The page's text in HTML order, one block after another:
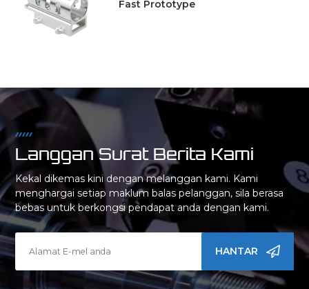
Fast Prototype
Langgan Surat Berita Kami
Kekal dikemas kini dengan melanggan kami. Kami
menghargai setiap maklum balas pelanggan, sila berasa
bebas untuk berkongsi pendapat anda dengan kami.
HANTAR